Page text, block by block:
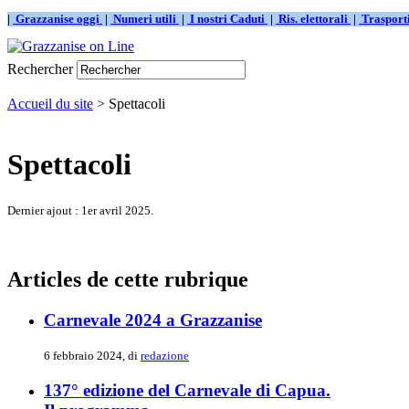
| Grazzanise oggi | Numeri utili | I nostri Caduti | Ris. elettorali |
Rechercher
Accueil du site > Spettacoli
Spettacoli
Dernier ajout : 1er avril 2025.
Articles de cette rubrique
Carnevale 2024 a Grazzanise
6 febbraio 2024, di redazione
137° edizione del Carnevale di Capua.